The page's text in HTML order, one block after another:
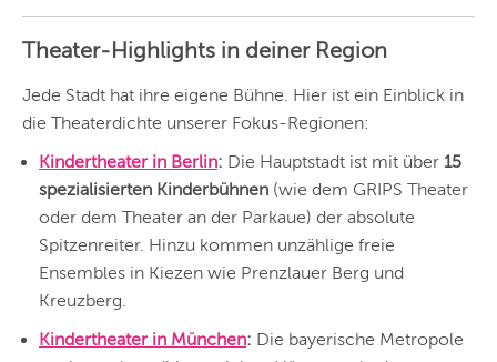
Vorschlag basierend
Hier findest du vor
allem Online-
Angebote und
BERLIN
HAMBURG
Theater-Highlights in deiner Region
Jede Stadt hat ihre eigene Bühne. Hier ist ein Einblick in
die Theaterdichte unserer Fokus-Regionen:
Kindertheater in Berlin: Die Hauptstadt ist mit über 15
spezialisierten Kinderbühnen (wie dem GRIPS Theater
oder dem Theater an der Parkaue) der absolute
Spitzenreiter. Hinzu kommen unzählige freie
Ensembles in Kiezen wie Prenzlauer Berg und
Kreuzberg.
Kindertheater in München: Die bayerische Metropole